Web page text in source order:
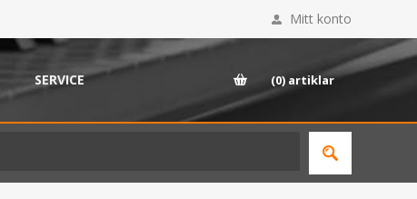
Mitt konto
SERVICE (0) artiklar